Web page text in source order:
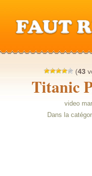
(43
Titanic
video
Dans la